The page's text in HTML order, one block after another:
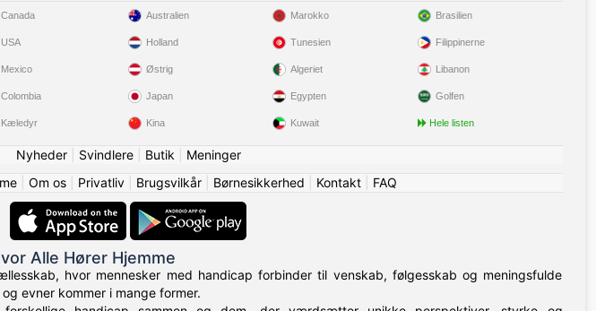
Canada
USA
Mexico
Colombia
Kæledyr
Australien
Holland
Østrig
Japan
Kina
Marokko
Tunesien
Algeriet
Egypten
Kuwait
Brasilien
Filippinerne
Libanon
Golfen
Hele listen
Nyheder| Svindlere| Butik
Meninger
Om os Privatliv Brugsvilkår Børnesikkerhed Kontakt FAQ
Alle Hører Hjemme
hvor mennesker med handicap forbinder til venskab, følgesskab og meningsfulde
evner kommer i mange former.